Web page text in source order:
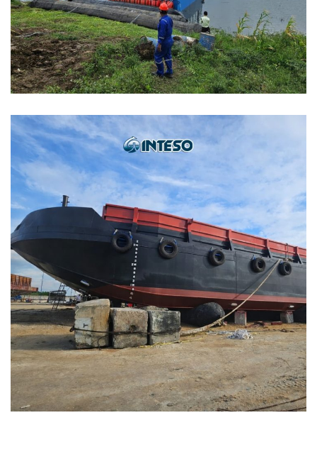
Peluncuran Kapal Water
Treatment dengan INTESO
Marine Rubber Airbag
MARINE AIRBAG
Peluncuran 3 Unit Kapal
Tongkang 330 Feet – Marine
Rubber Airbag Method
MARINE AIRBAG